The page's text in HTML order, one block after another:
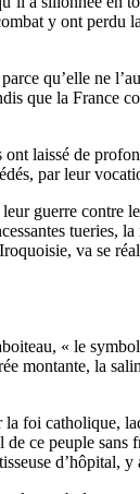
y ont perdu
qu’elle ne
que la France
laissé de
par leur
guerre contre
tueries,
va se
« le
montante, la
foi catholique,
de ce peuple sans
d’hôpital, y